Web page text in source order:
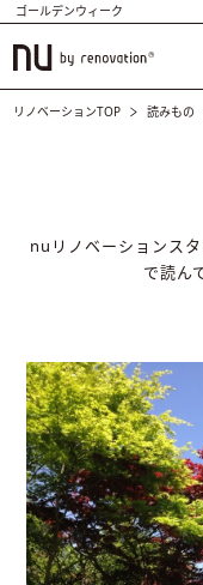
ゴールデンウィーク
リノベーションTOP 読みもの
nuリノベーションス
で読ん